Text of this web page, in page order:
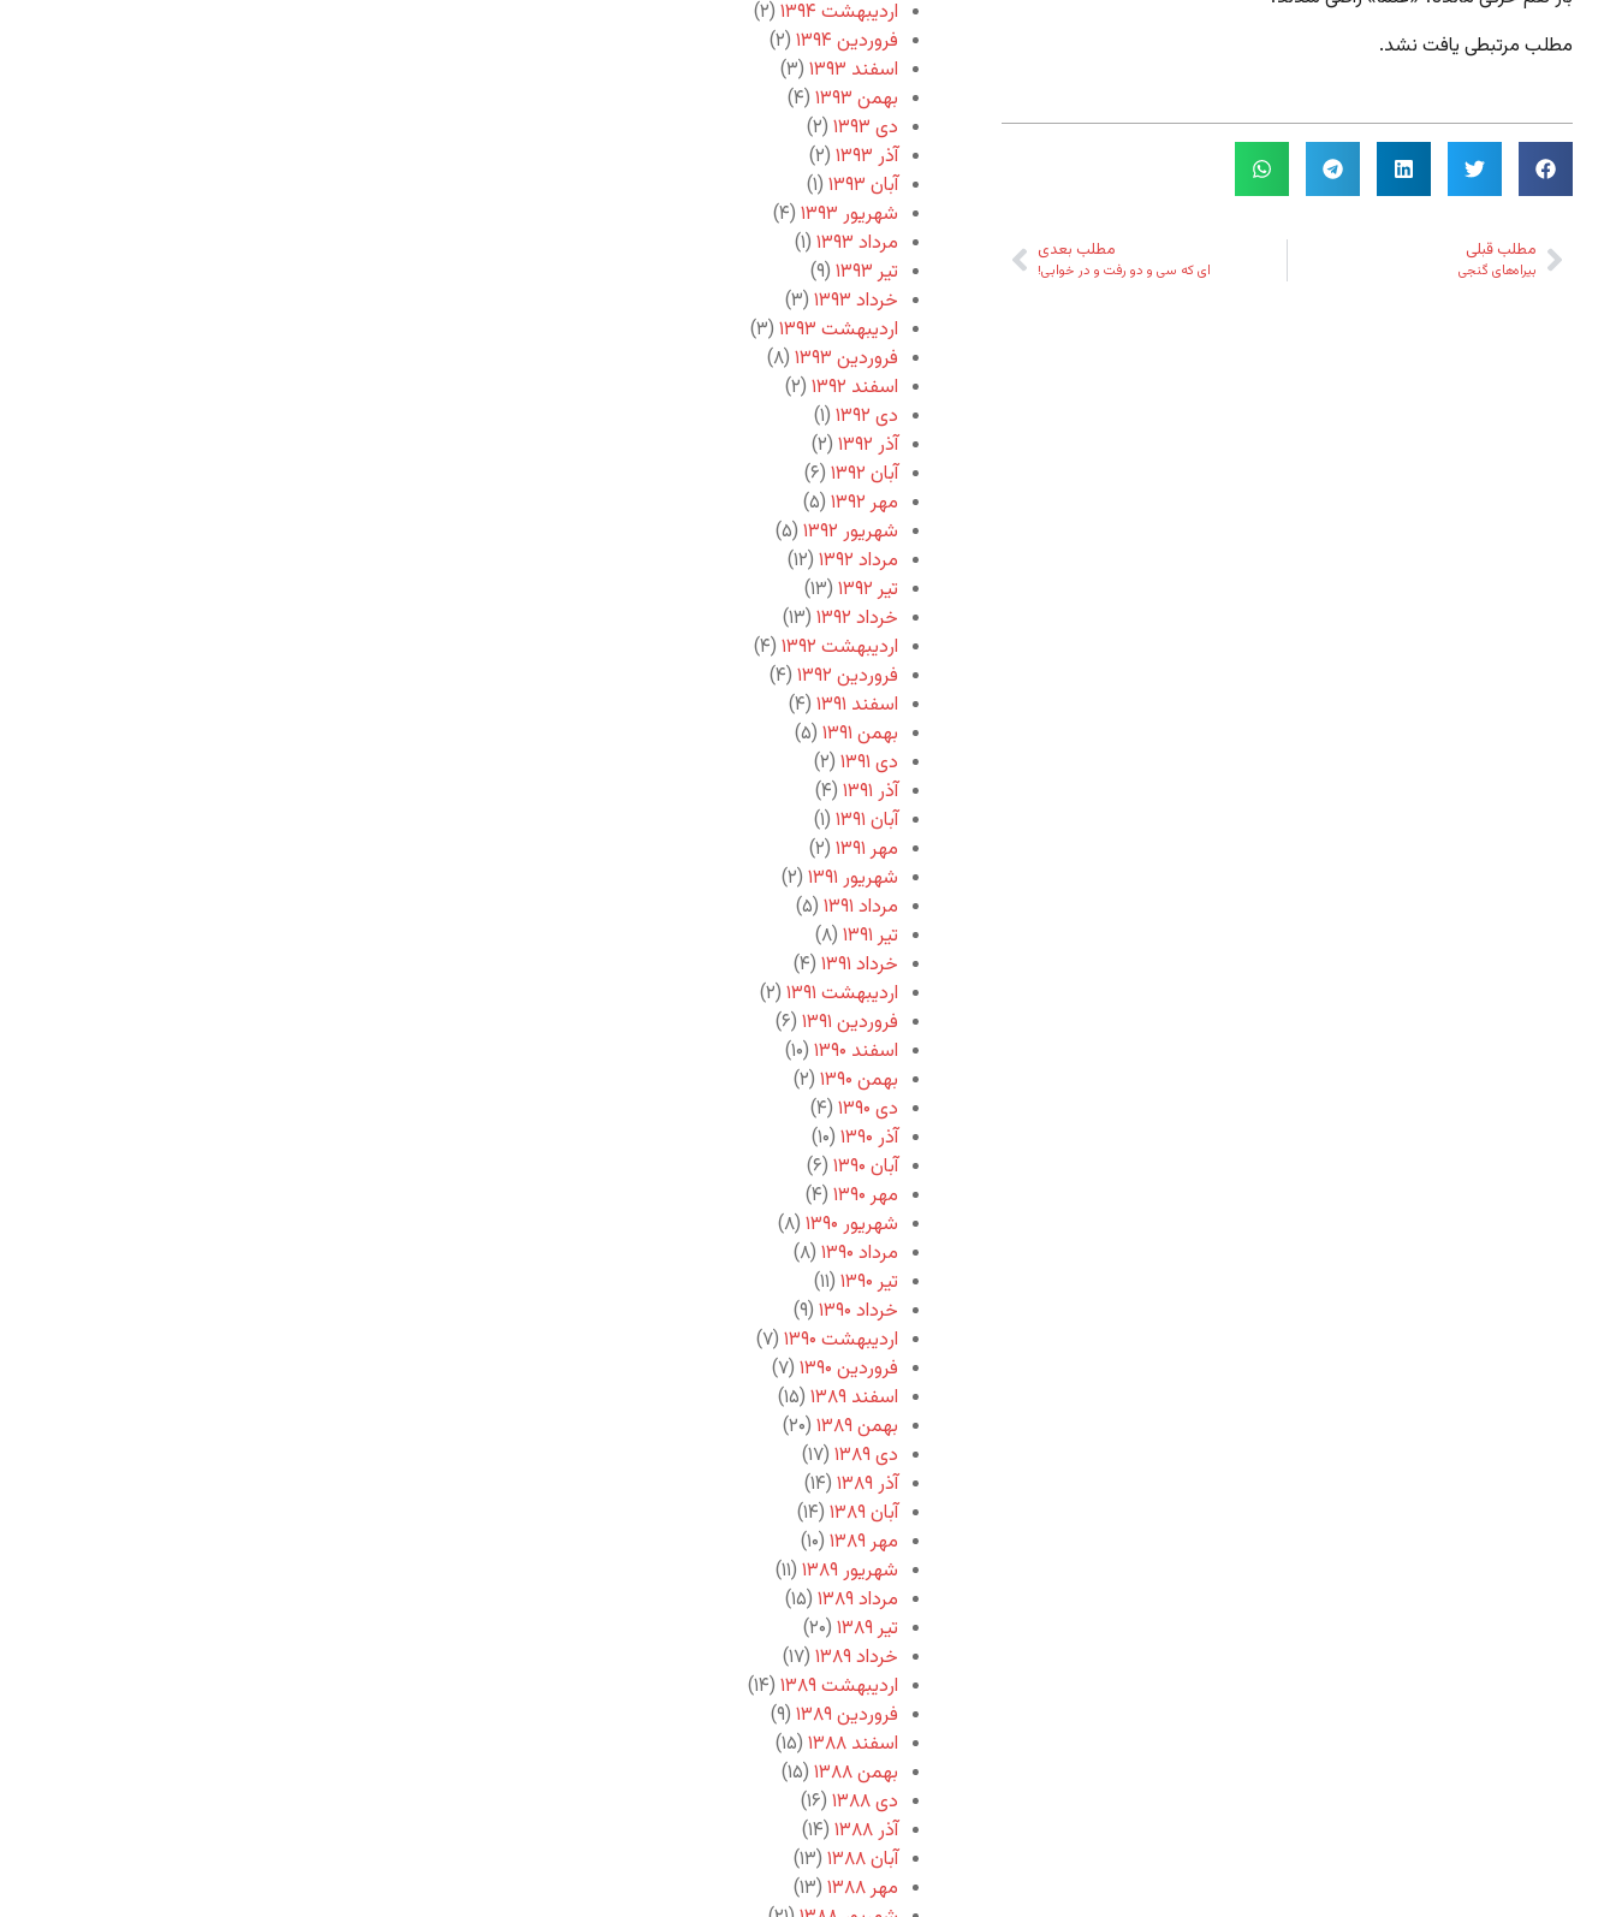
مطلب مرتبطی یافت نشد.
مطلب قبلی
بیراه‌های گنجی
مطلب بعدی
ای که سی و دو رفت و در خوابی!
اردیبهشت ۱۳۹۴
(۲)
فروردین ۱۳۹۴
(۲)
اسفند ۱۳۹۳
(۳)
بهمن ۱۳۹۳
(۴)
دی ۱۳۹۳
(۲)
آذر ۱۳۹۳
(۲)
آبان ۱۳۹۳
(۱)
شهریور ۱۳۹۳
(۴)
مرداد ۱۳۹۳
(۱)
تیر ۱۳۹۳
(۹)
خرداد ۱۳۹۳
(۳)
اردیبهشت ۱۳۹۳
(۳)
فروردین ۱۳۹۳
(۸)
اسفند ۱۳۹۲
(۲)
دی ۱۳۹۲
(۱)
آذر ۱۳۹۲
(۲)
آبان ۱۳۹۲
(۶)
مهر ۱۳۹۲
(۵)
شهریور ۱۳۹۲
(۵)
مرداد ۱۳۹۲
(۱۲)
تیر ۱۳۹۲
(۱۳)
خرداد ۱۳۹۲
(۱۳)
اردیبهشت ۱۳۹۲
(۴)
فروردین ۱۳۹۲
(۴)
اسفند ۱۳۹۱
(۴)
بهمن ۱۳۹۱
(۵)
دی ۱۳۹۱
(۲)
آذر ۱۳۹۱
(۴)
آبان ۱۳۹۱
(۱)
مهر ۱۳۹۱
(۲)
شهریور ۱۳۹۱
(۲)
مرداد ۱۳۹۱
(۵)
تیر ۱۳۹۱
(۸)
خرداد ۱۳۹۱
(۴)
اردیبهشت ۱۳۹۱
(۲)
فروردین ۱۳۹۱
(۶)
اسفند ۱۳۹۰
(۱۰)
بهمن ۱۳۹۰
(۲)
دی ۱۳۹۰
(۴)
آذر ۱۳۹۰
(۱۰)
آبان ۱۳۹۰
(۶)
مهر ۱۳۹۰
(۴)
شهریور ۱۳۹۰
(۸)
مرداد ۱۳۹۰
(۸)
تیر ۱۳۹۰
(۱۱)
خرداد ۱۳۹۰
(۹)
اردیبهشت ۱۳۹۰
(۷)
فروردین ۱۳۹۰
(۷)
اسفند ۱۳۸۹
(۱۵)
بهمن ۱۳۸۹
(۲۰)
دی ۱۳۸۹
(۱۷)
آذر ۱۳۸۹
(۱۴)
آبان ۱۳۸۹
(۱۴)
مهر ۱۳۸۹
(۱۰)
شهریور ۱۳۸۹
(۱۱)
مرداد ۱۳۸۹
(۱۵)
تیر ۱۳۸۹
(۲۰)
خرداد ۱۳۸۹
(۱۷)
اردیبهشت ۱۳۸۹
(۱۴)
فروردین ۱۳۸۹
(۹)
اسفند ۱۳۸۸
(۱۵)
بهمن ۱۳۸۸
(۱۵)
دی ۱۳۸۸
(۱۶)
آذر ۱۳۸۸
(۱۴)
آبان ۱۳۸۸
(۱۳)
مهر ۱۳۸۸
(۱۳)